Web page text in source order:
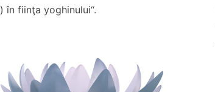
) în fiinţa yoghinului“.